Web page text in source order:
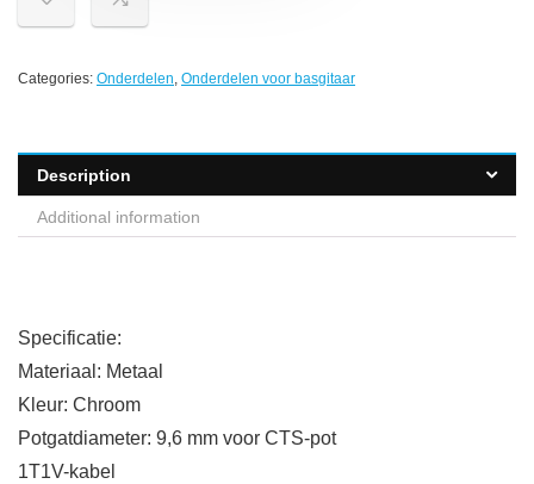
Categories: Onderdelen, Onderdelen voor basgitaar
Description
Additional information
Specificatie:
Materiaal: Metaal
Kleur: Chroom
Potgatdiameter: 9,6 mm voor CTS-pot
1T1V-kabel